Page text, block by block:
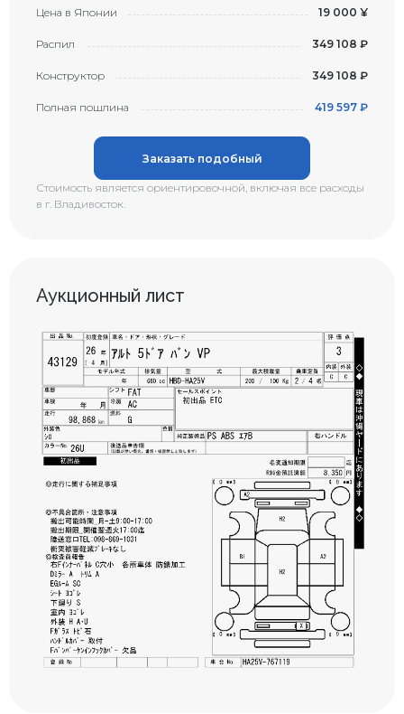
Цена в Японии 19 000 ¥
Распил 349 108 ₽
Конструктор 349 108 ₽
Полная пошлина 419 597 ₽
Стоимость является ориентировочной, включая все расходы
в г. Владивосток.
Заказать подобный
Аукционный лист